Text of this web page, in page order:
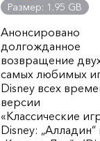
Размер: 1.95 GB
Анонсировано
долгожданное
возвращение
самых любимых
Disney всех
версии
«Классические
Disney: „Алладин“